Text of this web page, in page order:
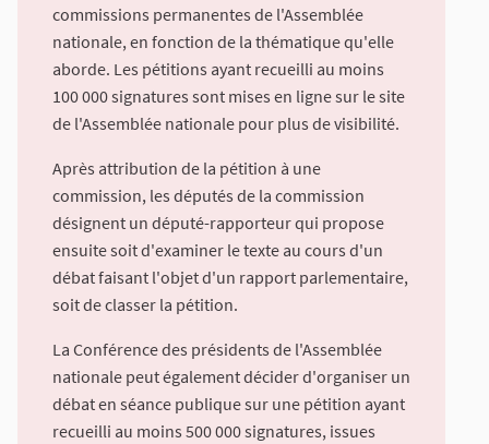
commissions permanentes de l'Assemblée
nationale, en fonction de la thématique qu'elle
aborde. Les pétitions ayant recueilli au moins
100 000 signatures sont mises en ligne sur le site
de l'Assemblée nationale pour plus de visibilité.
Après attribution de la pétition à une
commission, les députés de la commission
désignent un député-rapporteur qui propose
ensuite soit d'examiner le texte au cours d'un
débat faisant l'objet d'un rapport parlementaire,
soit de classer la pétition.
La Conférence des présidents de l'Assemblée
nationale peut également décider d'organiser un
débat en séance publique sur une pétition ayant
recueilli au moins 500 000 signatures, issues